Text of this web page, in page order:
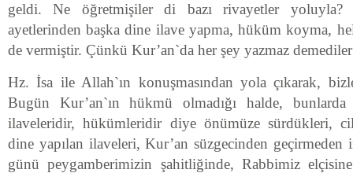
geldi. Ne öğretmişiler di bazı rivayetler yoluyla?
ayetlerinden başka dine ilave yapma, hüküm koyma,
de vermiştir. Çünkü Kur’an`da her şey yazmaz
Hz. İsa ile Allah`ın konuşmasından yola çıkarak,
Bugün Kur’an`ın hükmü olmadığı halde,
ilaveleridir, hükümleridir diye önümüze sürdükleri,
dine yapılan ilaveleri, Kur’an süzgecinden geçirmeden
günü peygamberimizin şahitliğinde, Rabbimiz